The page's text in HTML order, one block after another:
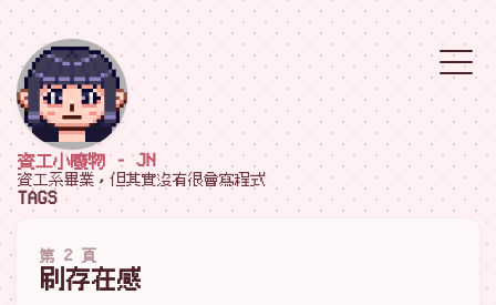
資工小廢物 - JN
資工系畢業，但其實沒有很會寫程式
TAGS
第 2 頁
刷存在感